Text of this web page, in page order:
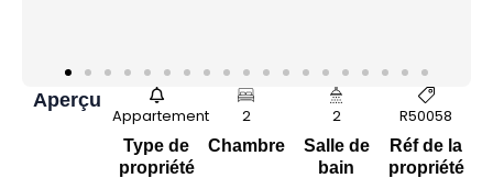
Aperçu
Appartement
Type de
propriété
2
Chambre
2
Salle de
bain
R50058
Réf de la
propriété